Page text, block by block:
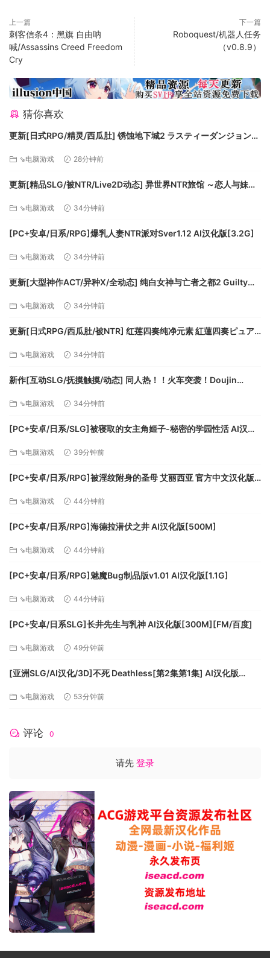
向，通过着眼于眼前的道路，指导您的角色穿越北美洲和北大
西洋。一旦你的注意力从屏幕转移，自动暂停功能也帮你立即
暂停游戏，从而你不会错过任何精彩一刻。
适配的眼动追踪装置：Tobii 眼动追踪仪 4C, 外星人17 笔记本
电脑, 宏碁掠夺者 21x 笔记本电脑, 微星GT72 笔记本电脑, 宏碁
掠夺者显示器Z301CT, Z271T, XB271HUT
系统需求
最低配置:
操作系统: Windows 7 SP1 or Windows 8/8.1 (64bit
处理器: Intel Core2Quad Q6600 @ 2.4 GHz or AMD
Athlon II X4 620 @ 2.6 GHzH
内存: 2 GB RAM
显卡: nVidia GeForce GTS450 or AMD Radeon
DirectX 版本: 11
存储空间: 需要 12 GB 可用空间
driver
NVIDIA GeForce GTS 450 or better, GeForce 500,
600, 700, 900 series / AMD Radeon HD 5670 or
HD4600, HD5200 / Note: Laptop versions of these
cards may work but are NOT officially supported.
推荐配置:
操作系统: Windows 7 SP1 or Windows 8/8.1
处理器: Intel Core i5 2400s @ 2.5 GHz or better
/ AMD FX-6100 @ 3.3 GHz or better
or better / AMD Radeon HD 6870 (1024 VRAM)
DirectX 版本: 11
存储空间: 需要 12 GB 可用空间
latest driver
上一篇
刺客信条4：黑旗 自由呐
喊/Assassins Creed Freedom
Cry
下一篇
Roboquest/机器人任务
（v0.8.9）
猜你喜欢
更新[日式RPG/精灵/西瓜肚] 锈蚀地下城2 ラスティーダンジョン2
⇘电脑游戏 28分钟前
更新[精品SLG/被NTR/Live2D动态] 异世界NTR旅馆 ～恋人与妹妹
⇘电脑游戏 34分钟前
[PC+安卓/日系/RPG]爆乳人妻NTR派对Sver1.12 AI汉化版[3.2G]
⇘电脑游戏 34分钟前
更新[大型神作ACT/异种X/全动态] 纯白女神与亡者之都2 Guilty
⇘电脑游戏 34分钟前
更新[日式RPG/西瓜肚/被NTR] 红莲四奏纯净元素 紅蓮四奏ピュア
⇘电脑游戏 34分钟前
新作[互动SLG/抚摸触摸/动态] 同人热！！火车突袭！Doujin
⇘电脑游戏 34分钟前
[PC+安卓/日系/SLG]被寝取的女主角姬子-秘密的学园性活 AI汉化
⇘电脑游戏 39分钟前
[PC+安卓/日系/RPG]被淫纹附身的圣母 艾丽西亚 官方中文汉化版
⇘电脑游戏 44分钟前
[PC+安卓/日系/RPG]海德拉潜伏之井 AI汉化版[500M]
⇘电脑游戏 44分钟前
[PC+安卓/日系/RPG]魅魔Bug制品版v1.01 AI汉化版[1.1G]
⇘电脑游戏 44分钟前
[PC+安卓/日系SLG]长井先生与乳神 AI汉化版[300M][FM/百度]
⇘电脑游戏 49分钟前
[亚洲SLG/AI汉化/3D]不死 Deathless[第2集第1集] AI汉化版
⇘电脑游戏 53分钟前
评论 0
请先 登录